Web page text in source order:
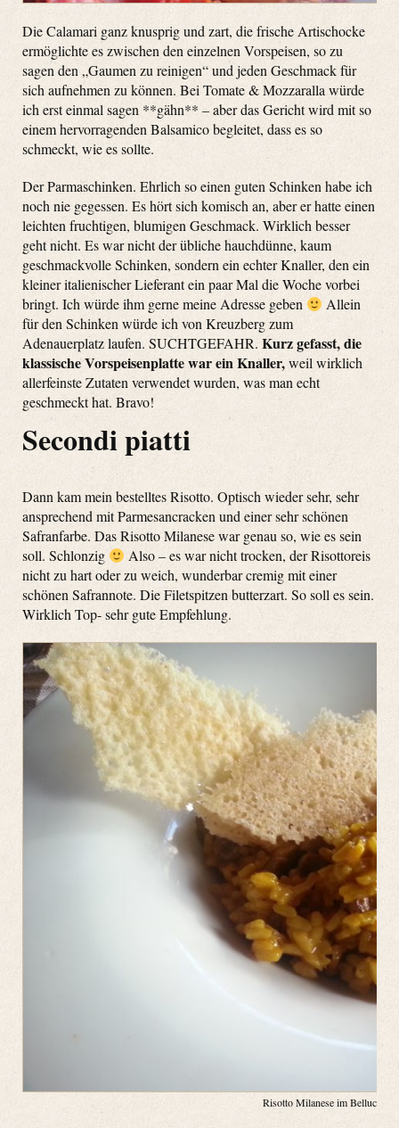
Die Calamari ganz knusprig und zart, die frische Artischocke
ermöglichte es zwischen den einzelnen Vorspeisen, so zu
sagen den „Gaumen zu reinigen“ und jeden Geschmack für
sich aufnehmen zu können. Bei Tomate & Mozzaralla würde
ich erst einmal sagen **gähn** – aber das Gericht wird mit so
einem hervorragenden Balsamico begleitet, dass es so
schmeckt, wie es sollte.
Der Parmaschinken. Ehrlich so einen guten Schinken habe ich
noch nie gegessen. Es hört sich komisch an, aber er hatte einen
leichten fruchtigen, blumigen Geschmack. Wirklich besser
geht nicht. Es war nicht der übliche hauchdünne, kaum
geschmackvolle Schinken, sondern ein echter Knaller, den ein
kleiner italienischer Lieferant ein paar Mal die Woche vorbei
bringt. Ich würde ihm gerne meine Adresse geben
Allein
für den Schinken würde ich von Kreuzberg zum
Adenauerplatz laufen. SUCHTGEFAHR. Kurz gefasst, die
klassische Vorspeisenplatte war ein Knaller,weil wirklich
allerfeinste Zutaten verwendet wurden, was man echt
geschmeckt hat. Bravo!
Secondi piatti
Dann kam mein bestelltes Risotto. Optisch wieder sehr, sehr
ansprechend mit Parmesancracken und einer sehr schönen
Safranfarbe. Das Risotto Milanese war genau so, wie es sein
soll. Schlonzig
Also – es war nicht trocken, der Risottoreis
nicht zu hart oder zu weich, wunderbar cremig mit einer
schönen Safrannote. Die Filetspitzen butterzart. So soll es sein.
Wirklich Top- sehr gute Empfehlung.
Risotto Milanese im Belluccis